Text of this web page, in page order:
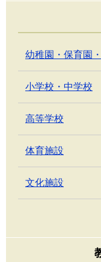
幼稚園・保育園
小学校・中学校
高等学校
体育施設
文化施設